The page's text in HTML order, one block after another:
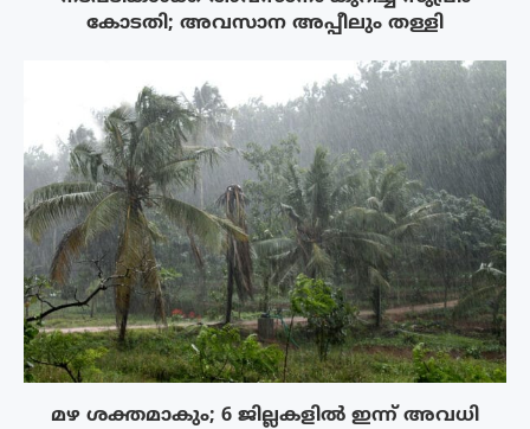
കോടതി; അവസാന അപ്പീലും തള്ളി
മഴ ശക്തമാകും; 6 ജില്ലകളിൽ ഇന്ന് അവധി